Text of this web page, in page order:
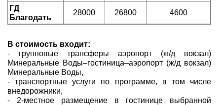
ГД
Благодать
28000 26800 4600
В стоимость входит:
- групповые трансферы аэропорт (ж/д вокзал)
Минеральные Воды–гостиница–аэропорт (ж/д вокзал)
Минеральные Воды,
- транспортные услуги по программе, в том числе
внедорожники,
- 2-местное размещение в гостинице выбранной